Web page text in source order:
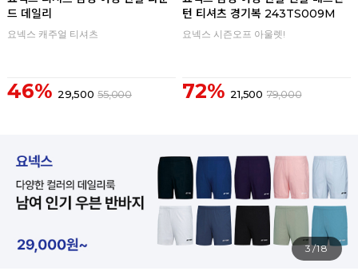
드 데일리
요넥스 캐주얼 티셔츠
46% 29,500 55,000
턴 티셔츠 경기복 243TS009M
요넥스 시즌오프 아울렛!
72% 21,500 79,000
4/18